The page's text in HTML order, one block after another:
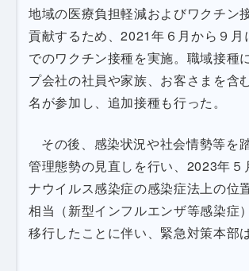
地域の医療負担軽減およびワクチン
貢献するため、2021年６月から９月
でのワクチン接種を実施。職域接種
プ会社の社員や家族、お客さまを含
名が参加し、追加接種も行った。
その後、感染状況や社会情勢等を
管理態勢の見直しを行い、2023年５
ナウイルス感染症の感染症法上の位
相当（新型インフルエンザ等感染症
移行したことに伴い、緊急対策本部